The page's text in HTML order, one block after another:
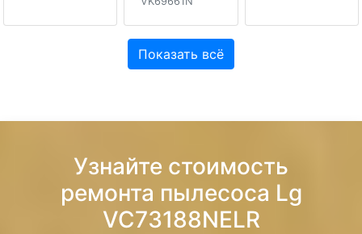
Показать всё
Узнайте стоимость
ремонта пылесоса Lg
VC73188NELR